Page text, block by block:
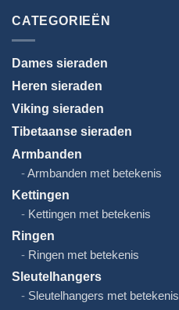
CATEGORIEËN
Dames sieraden
Heren sieraden
Viking sieraden
Tibetaanse sieraden
Armbanden
Armbanden met betekenis
Kettingen
Kettingen met betekenis
Ringen
Ringen met betekenis
Sleutelhangers
Sleutelhangers met betekenis